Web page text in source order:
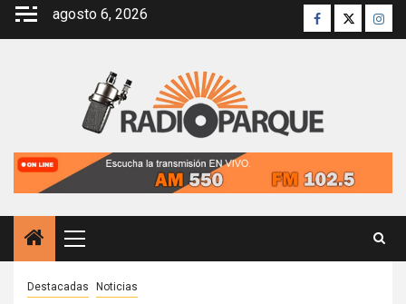
Saltar
agosto 6, 2026 Facebook
Twitter
Menú
principal
Destacadas Noticias